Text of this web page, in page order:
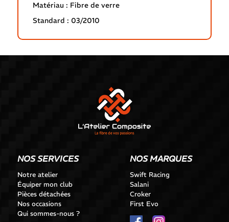
Matériau : Fibre de verre
Standard : 03/2010
NOS SERVICES
Notre atelier
Équiper mon club
Pièces détachées
Nos occasions
Qui sommes-nous ?
NOS MARQUES
Swift Racing
Salani
Croker
First Evo